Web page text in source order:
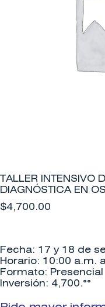
TALLER INTENSIVO
DIAGNÓSTICA EN
$4,700.00
Fecha: 17 y 18 de
Horario: 10:00 a.m.
Formato: Presencial
Inversión: 4,700.°°